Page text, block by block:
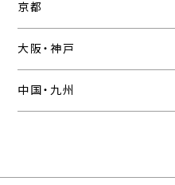
京都
大阪・神戸
中国・九州